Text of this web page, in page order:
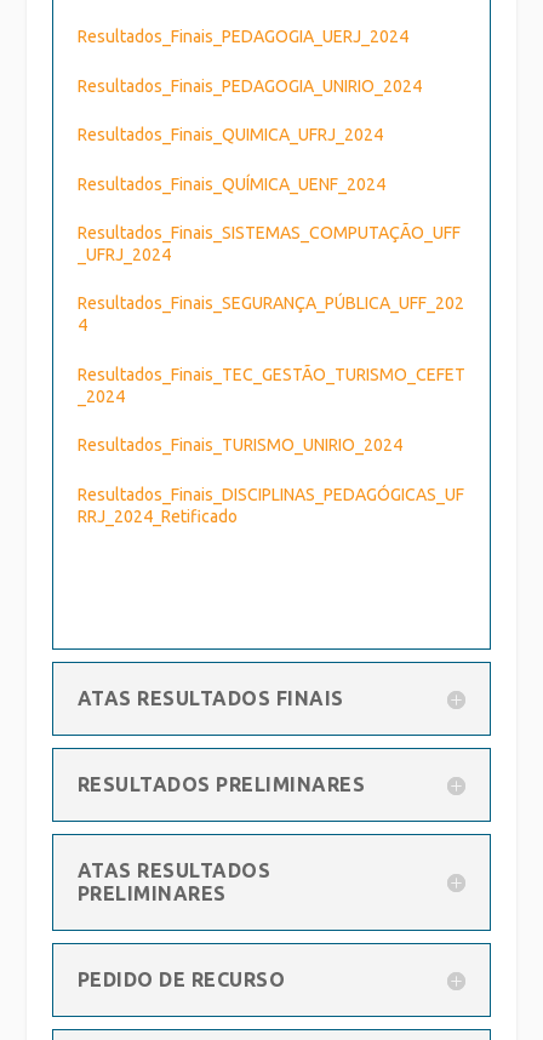
Resultados_Finais_PEDAGOGIA_UERJ_2024
Resultados_Finais_PEDAGOGIA_UNIRIO_2024
Resultados_Finais_QUIMICA_UFRJ_2024
Resultados_Finais_QUÍMICA_UENF_2024
Resultados_Finais_SISTEMAS_COMPUTAÇÃO_UFF
_UFRJ_2024
Resultados_Finais_SEGURANÇA_PÚBLICA_UFF_202
4
Resultados_Finais_TEC_GESTÃO_TURISMO_CEFET
_2024
Resultados_Finais_TURISMO_UNIRIO_2024
Resultados_Finais_DISCIPLINAS_PEDAGÓGICAS_UF
RRJ_2024_Retificado
ATAS RESULTADOS FINAIS
RESULTADOS PRELIMINARES
ATAS RESULTADOS
PRELIMINARES
PEDIDO DE RECURSO